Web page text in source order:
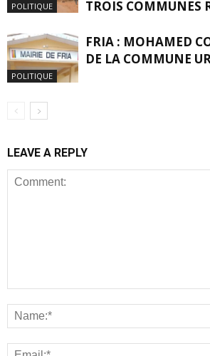
POLITIQUE TROIS COMMUNES
POLITIQUE
FRIA : MOHAMED
DE LA COMMUNE
LEAVE A REPLY